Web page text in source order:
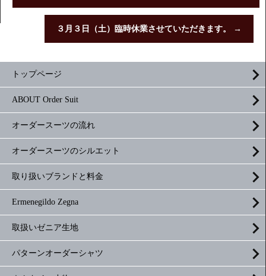
３月３日（土）臨時休業させていただきます。 →
トップページ
ABOUT Order Suit
オーダースーツの流れ
オーダースーツのシルエット
取り扱いブランドと料金
Ermenegildo Zegna
取扱いゼニア生地
パターンオーダーシャツ